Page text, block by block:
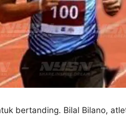
bertanding. Bilal Bilano,